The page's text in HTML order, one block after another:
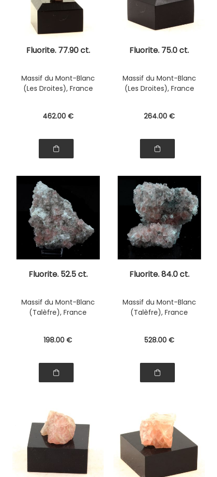
Fluorite. 77.90 ct.
Massif du Mont-Blanc
(Les Droites), France
462.00 €
Fluorite. 75.0 ct.
Massif du Mont-Blanc
(Les Droites), France
264.00 €
Fluorite. 52.5 ct.
Massif du Mont-Blanc
(Talèfre), France
198.00 €
Fluorite. 84.0 ct.
Massif du Mont-Blanc
(Talèfre), France
528.00 €